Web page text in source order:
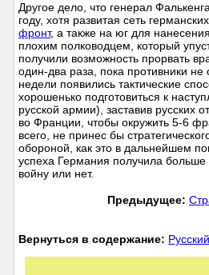
Другое дело, что генерал
году, хотя развитая сеть
фронт, а также на юг для
плохим полководцем, который
получили возможность прорвать
один-два раза, пока противники
недели появились тактические
хорошенько подготовиться к
русской армии), заставив русских
во Франции, чтобы окружить 5-6
всего, не принес бы
обороной, как это в дальнейшем
успеха Германия получила
войну или нет.
Предыдущее:
Вернуться в содержание: